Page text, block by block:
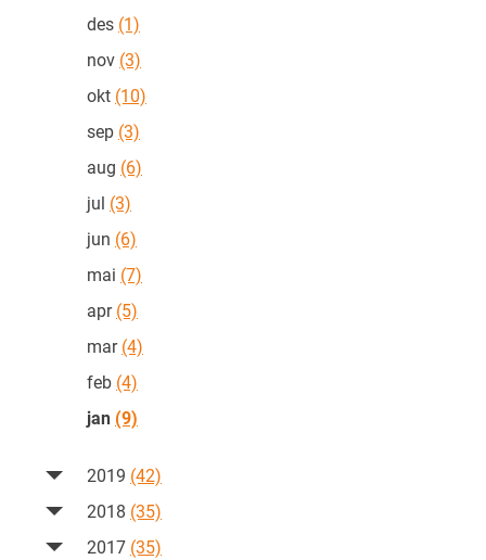
des (1)
nov (3)
okt (10)
sep (3)
aug (6)
jul (3)
jun (6)
mai (7)
apr(5)
mar(4)
feb (4)
jan (9)
2019 (42)
2018 (35)
2017 (35)